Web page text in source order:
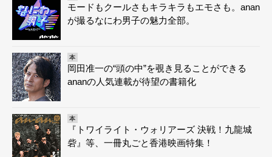
モードもクールさもキラキラもエモさも。anan
が撮るなにわ男子の魅力全部。
本
岡田准一の“頭の中”を覗き見ることができる
ananの人気連載が待望の書籍化
本
『トワイライト・ウォリアーズ 決戦！九龍城
砦』等、一冊丸ごと香港映画特集！